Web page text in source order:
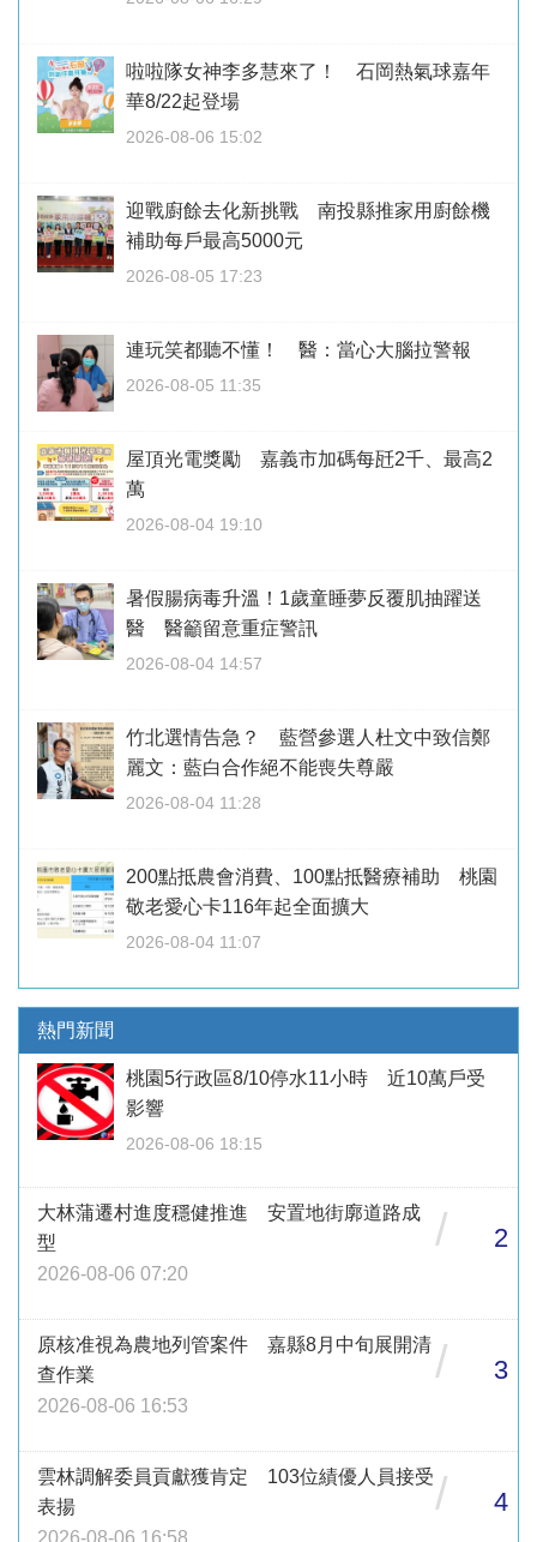
啦啦隊女神李多慧來了！ 石岡熱氣球嘉年
華8/22起登場
2026-08-06 15:02
迎戰廚餘去化新挑戰 南投縣推家用廚餘機
補助每戶最高5000元
2026-08-05 17:23
連玩笑都聽不懂！ 醫：當心大腦拉警報
2026-08-05 11:35
屋頂光電獎勵 嘉義市加碼每瓩2千、最高2
萬
2026-08-04 19:10
暑假腸病毒升溫！1歲童睡夢反覆肌抽躍送
醫 醫籲留意重症警訊
2026-08-04 14:57
竹北選情告急？ 藍營參選人杜文中致信鄭
麗文：藍白合作絕不能喪失尊嚴
2026-08-04 11:28
200點抵農會消費、100點抵醫療補助 桃園
敬老愛心卡116年起全面擴大
2026-08-04 11:07
熱門新聞
桃園5行政區8/10停水11小時 近10萬戶受
影響
2026-08-06 18:15
大林蒲遷村進度穩健推進 安置地街廓道路成
型
2026-08-06 07:20
/ 2
原核准視為農地列管案件 嘉縣8月中旬展開清
查作業
2026-08-06 16:53
/ 3
雲林調解委員貢獻獲肯定 103位績優人員接受
表揚
2026-08-06 16:58
/ 4